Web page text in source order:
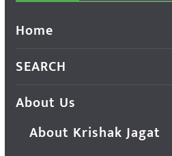
Home
SEARCH
About Us
About Krishak Jagat